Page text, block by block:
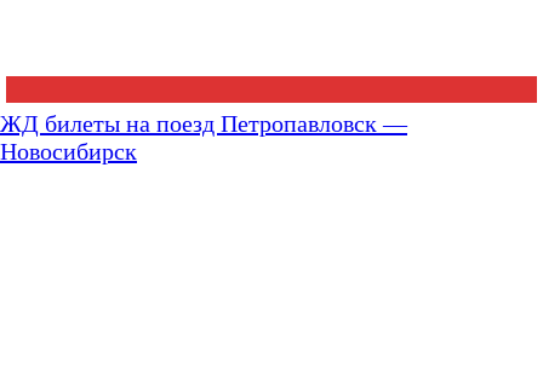
ЖД билеты на поезд Петропавловск —
Новосибирск